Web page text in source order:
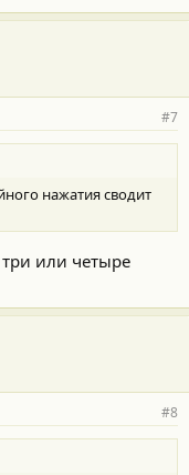
#7
нажатия сводит
три или четыре
#8